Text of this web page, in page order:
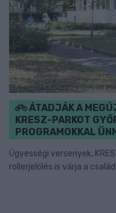
ÁTADJÁK A
KRESZ-PARKOT
PROGRAMOKKAL
Ügyességi versenyek,
rollerjelölés is várja a